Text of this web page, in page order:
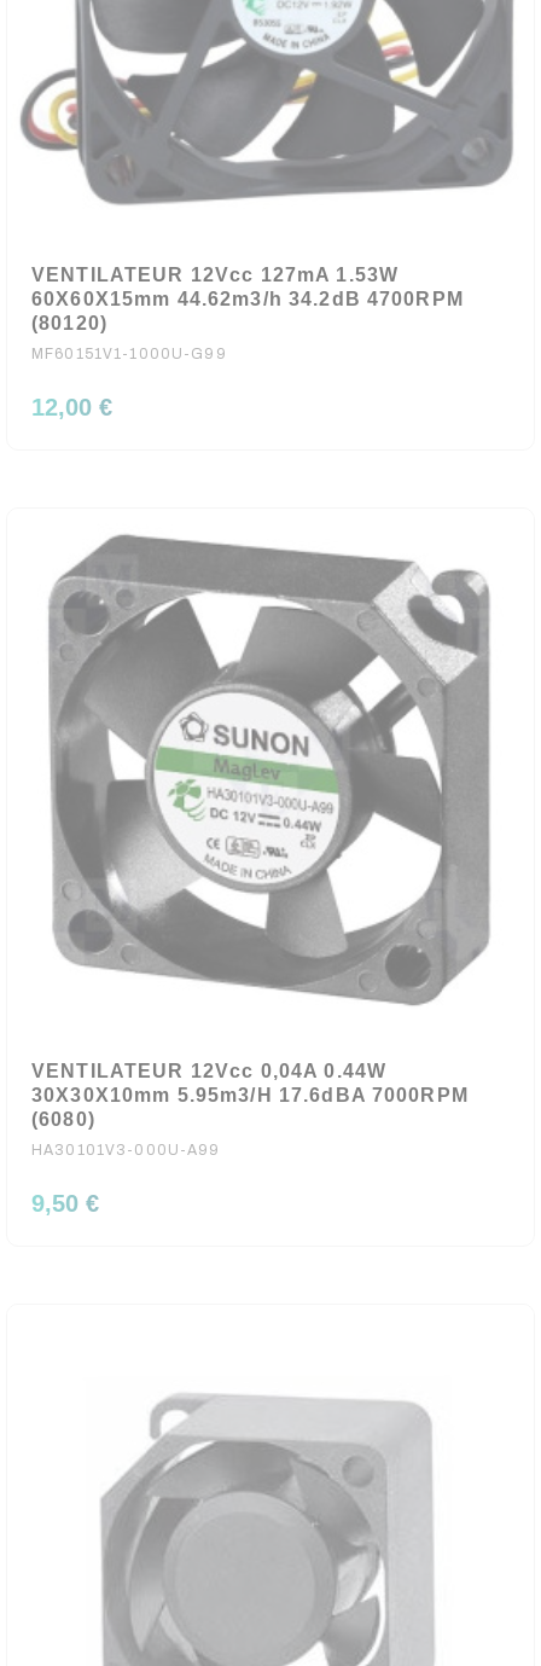
VENTILATEUR 12Vcc 127mA 1.53W
60X60X15mm 44.62m3/h 34.2dB 4700RPM
(80120)
MF60151V1-1000U-G99
12,00 €
VENTILATEUR 12Vcc 0,04A 0.44W
30X30X10mm 5.95m3/H 17.6dBA 7000RPM
(6080)
HA30101V3-000U-A99
9,50 €